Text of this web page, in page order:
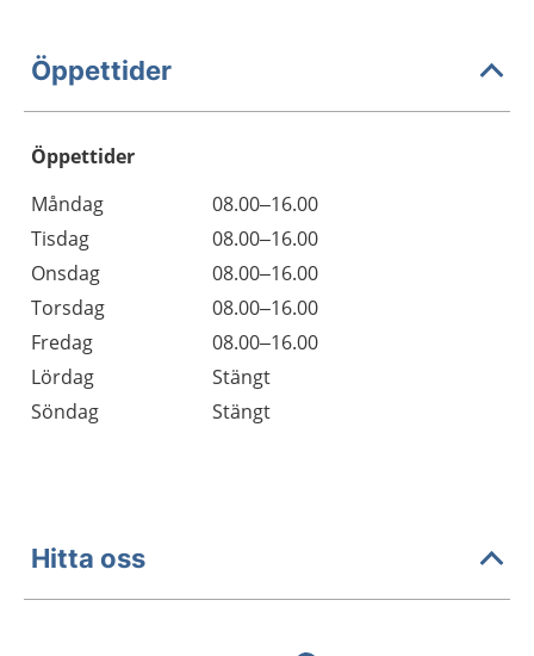
Öppettider
Öppettider
Dag
Öppettider
Kommentarer
Måndag
08.00–16.00
Tisdag
08.00–16.00
Onsdag
08.00–16.00
Torsdag
08.00–16.00
Fredag
08.00–16.00
Lördag
Stängt
Söndag
Stängt
Hitta oss